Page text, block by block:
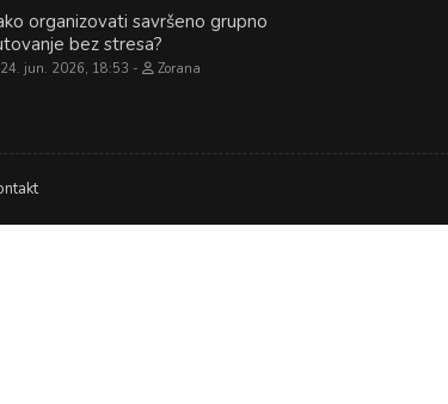
organizovati savršeno grupno
bez stresa?
24. jun. 2026, 18:53 Zorana